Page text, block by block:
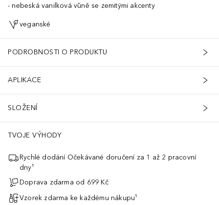
nebeská vanilková vůně se zemitými akcenty
veganské
PODROBNOSTI O PRODUKTU
APLIKACE
SLOŽENÍ
TVOJE VÝHODY
Rychlé dodání Očekávané doručení za 1 až 2 pracovní
dny¹
Doprava zdarma od 699 Kč
Vzorek zdarma ke každému nákupu¹